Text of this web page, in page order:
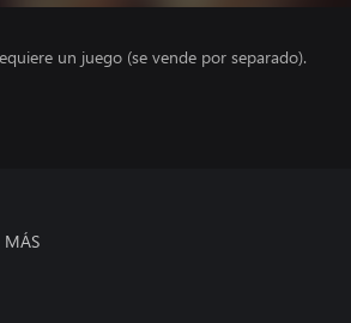
un juego (se vende por separado).
MÁS